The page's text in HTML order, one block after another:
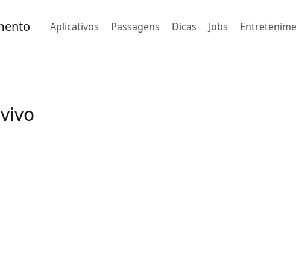
Aplicativos Passagens Dicas Jobs